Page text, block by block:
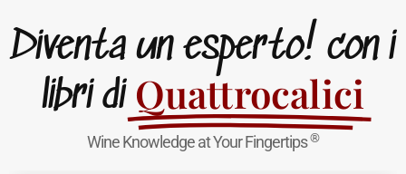
Diventa un esperto! con i
libri di Quattrocalici
Wine Knowledge at Your Fingertips®